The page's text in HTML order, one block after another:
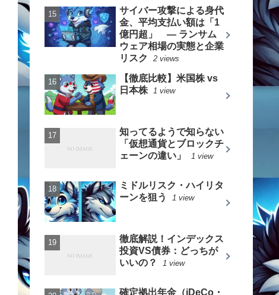
サイバー攻撃による身代
金、平均支払い額は「1
億円超」 ― ランサム
ウェア相場の実態と企業
リスク
2 views
【徹底比較】米国株 vs
日本株
1 view
知ってるようで知らない
「仮想通貨とブロックチ
ェーンの違い」
1 view
ミドルリスク・ハイリタ
ーンを狙う
1 view
徹底解説！インデックス
投資VS債券：どっちが
いいの？
1 view
確定拠出年金（iDeCo・